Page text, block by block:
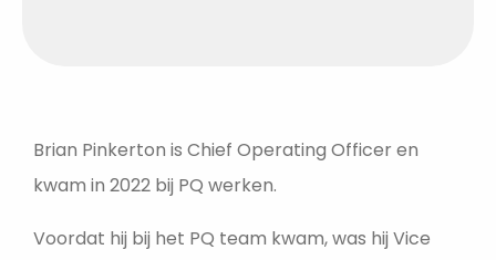
Brian Pinkerton is Chief Operating Officer en
kwam in 2022 bij PQ werken.
Voordat hij bij het PQ team kwam, was hij Vice